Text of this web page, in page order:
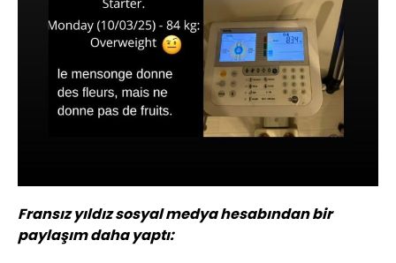
Fransız yıldız sosyal medya hesabından bir
paylaşım daha yaptı: